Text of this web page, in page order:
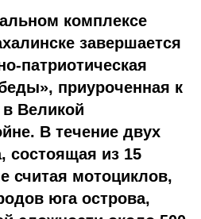
комплексе
завершается
патриотическая
приуроченная к
Великой
В течение двух
состоящая из 15
считая мотоциклов,
юга острова,